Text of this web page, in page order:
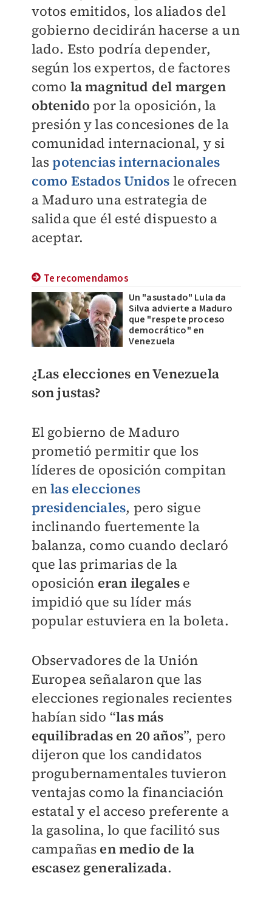
votos emitidos, los aliados del
gobierno decidirán hacerse a un
lado. Esto podría depender,
según los expertos, de factores
como la magnitud del margen
obtenido por la oposición, la
presión y las concesiones de la
comunidad internacional, y si
laspotencias internacionales
como Estados Unidos le ofrecen
a Maduro una estrategia de
salida que él esté dispuesto a
aceptar.
Te recomendamos
Un "asustado" Lula da
Silva advierte a Maduro
que "respete proceso
democrático" en
Venezuela
¿Las elecciones en Venezuela
son justas?
El gobierno de Maduro
prometió permitir que los
líderes de oposición compitan
enlas elecciones
presidenciales, pero sigue
inclinando fuertemente la
balanza, como cuando declaró
que las primarias de la
oposición eran ilegales e
impidió que su líder más
popular estuviera en la boleta.
Observadores de la Unión
Europea señalaron que las
elecciones regionales recientes
habían sido “las más
equilibradas en 20 años”, pero
dijeron que los candidatos
progubernamentales tuvieron
ventajas como la financiación
estatal y el acceso preferente a
la gasolina, lo que facilitó sus
campañas en medio de la
escasez generalizada.